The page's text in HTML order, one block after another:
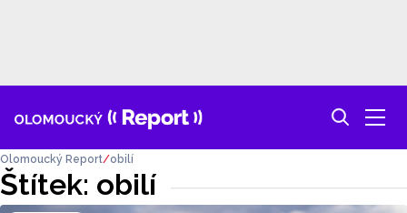
Štítek: obilí
Olomoucký Report obilí